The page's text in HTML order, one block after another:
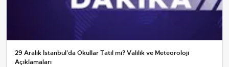
29 Aralık İstanbul'da Okullar Tatil mi? Valilik ve Meteoroloji
Açıklamaları